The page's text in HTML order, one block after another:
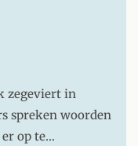
zegeviert in
spreken woorden
op te…